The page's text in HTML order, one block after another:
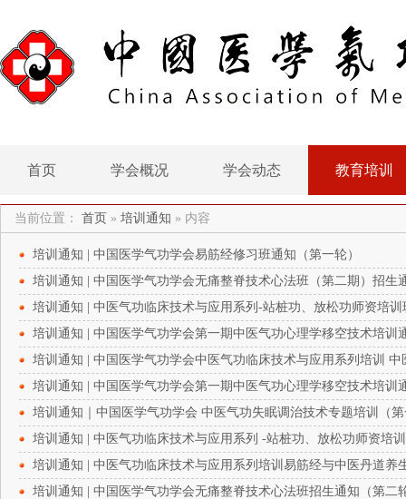
首页 学会概况 学会动态 教育培训
当前位置： 首页 » 培训通知 » 内容
培训通知 | 中国医学气功学会易筋经修习班通知（第一轮）
培训通知 | 中国医学气功学会无痛整脊技术心法班（第二期）招生
培训通知 | 中医气功临床技术与应用系列-站桩功、放松功师资培
培训通知 | 中国医学气功学会第一期中医气功心理学移空技术培训
培训通知 | 中国医学气功学会中医气功临床技术与应用系列培训
培训通知 | 中国医学气功学会第一期中医气功心理学移空技术培训
培训通知｜中国医学气功学会 中医气功失眠调治技术专题培训（
培训通知 | 中医气功临床技术与应用系列 -站桩功、放松功师资培
培训通知 | 中医气功临床技术与应用系列培训易筋经与中医丹道养
培训通知 | 中国医学气功学会无痛整脊技术心法班招生通知（第二